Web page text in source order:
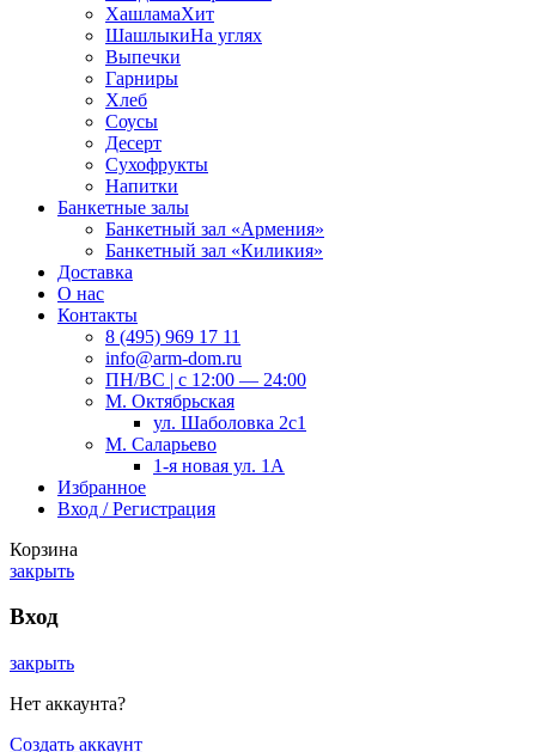
ХашламаХит
ШашлыкиНа углях
Выпечки
Гарниры
Хлеб
Соусы
Десерт
Сухофрукты
Напитки
Банкетные залы
Банкетный зал «Армения»
Банкетный зал «Киликия»
Доставка
О нас
Контакты
8 (495) 969 17 11
info@arm-dom.ru
ПН/ВС | c 12:00 — 24:00
М. Октябрьская
ул. Шаболовка 2с1
М. Саларьево
1-я новая ул. 1А
Избранное
Вход / Регистрация
Корзина
закрыть
Вход
закрыть
Нет аккаунта?
Создать аккаунт